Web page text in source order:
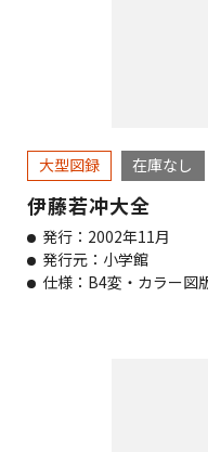
大型図録 在庫なし
伊藤若冲大全
発行：2002年11月
発行元：小学館
仕様：B4変・カラー図